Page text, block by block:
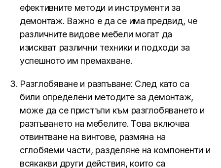
ефективните методи и инструменти за
демонтаж. Важно е да се има предвид, че
различните видове мебели могат да
изискват различни техники и подходи за
успешното им премахване.
Разглобяване и разпъване: След като са
били определени методите за демонтаж,
може да се пристъпи към разглобяването и
разпъването на мебелите. Това включва
отвинтване на винтове, размяна на
сглобяеми части, разделяне на компоненти и
всякакви други действия, които са